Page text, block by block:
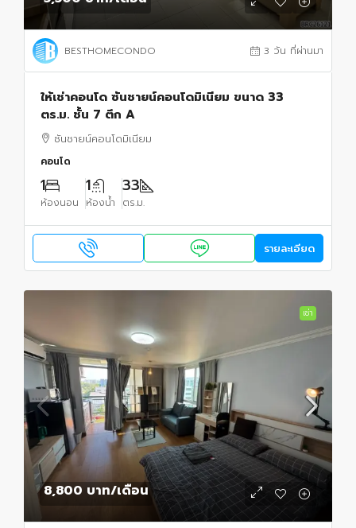
BESTHOMECONDO 3 วัน ที่ผ่านมา
ให้เช่าคอนโด ซันชายน์คอนโดมิเนียม ขนาด 33
ตร.ม. ชั้น 7 ตึก A
ซันชายน์คอนโดมิเนียม
คอนโด
1
ห้องนอน
1
ห้องน้ำ
33
ตร.ม.
รายละเอียด
เช่า
8,800 บาท/เดือน